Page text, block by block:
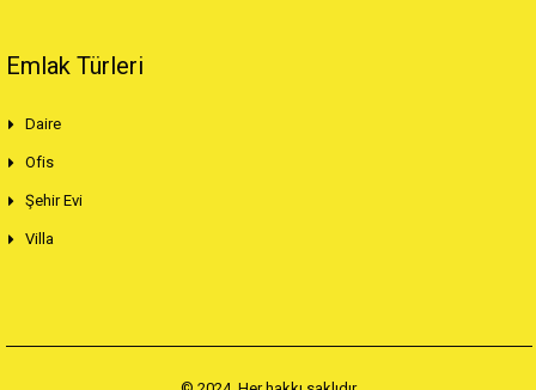
Emlak Türleri
Daire
Ofis
Şehir Evi
Villa